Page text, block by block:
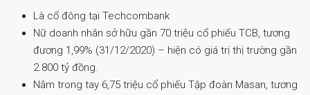
Là cổ đông tại Techcombank
Nữ doanh nhân sở hữu gần 70 triệu cổ phiếu TCB, tương
đương 1,99% (31/12/2020) – hiện có giá trị thị trường gần
2.800 tỷ đồng.
Nắm trong tay 6,75 triệu cổ phiếu Tập đoàn Masan, tương